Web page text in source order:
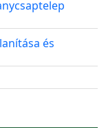
és